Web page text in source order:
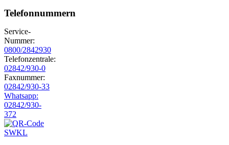
Telefonnummern
Service-
Nummer:
0800/2842930
Telefonzentrale:
02842/930-0
Faxnummer:
02842/930-33
Whatsapp:
02842/930-
372